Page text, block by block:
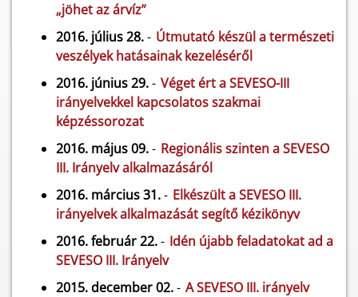
„jöhet az árvíz”
2016. július 28.- Útmutató készül a természeti
veszélyek hatásainak kezeléséről
2016. június 29.- Véget ért a SEVESO-III
irányelvekkel kapcsolatos szakmai
képzéssorozat
2016. május 09.- Regionális szinten a SEVESO
III. Irányelv alkalmazásáról
2016. március 31.- Elkészült a SEVESO III.
irányelvek alkalmazását segítő kézikönyv
2016. február 22.- Idén újabb feladatokat ad a
SEVESO III. Irányelv
2015. december 02.- A SEVESO III. irányelv